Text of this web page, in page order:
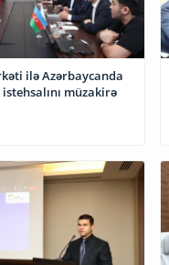
ilə Azərbaycanda
müzakirə